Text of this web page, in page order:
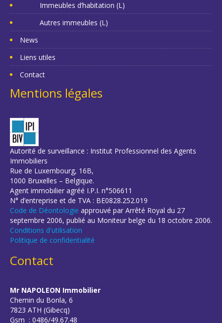
Immeubles d’habitation (L)
Autres immeubles (L)
News
Liens utiles
Contact
Mentions légales
Autorité de surveillance : Institut Professionnel des Agents
Immobiliers
Rue de Luxembourg, 16B,
1000 Bruxelles – Belgique.
Agent immobilier agréé I.P.I. n°506611
N° d’entreprise et de TVA : BE0828.252.019
Code de Déontologie approuvé par Arrêté Royal du 27
septembre 2006, publié au Moniteur belge du 18 octobre 2006.
Conditions d'utilisation
Politique de confidentialité
Contact
Mr NAPOLEON Immobilier
Chemin du Bonla, 6
7823 ATH (Gibecq)
Gsm : 0486/49.67.48